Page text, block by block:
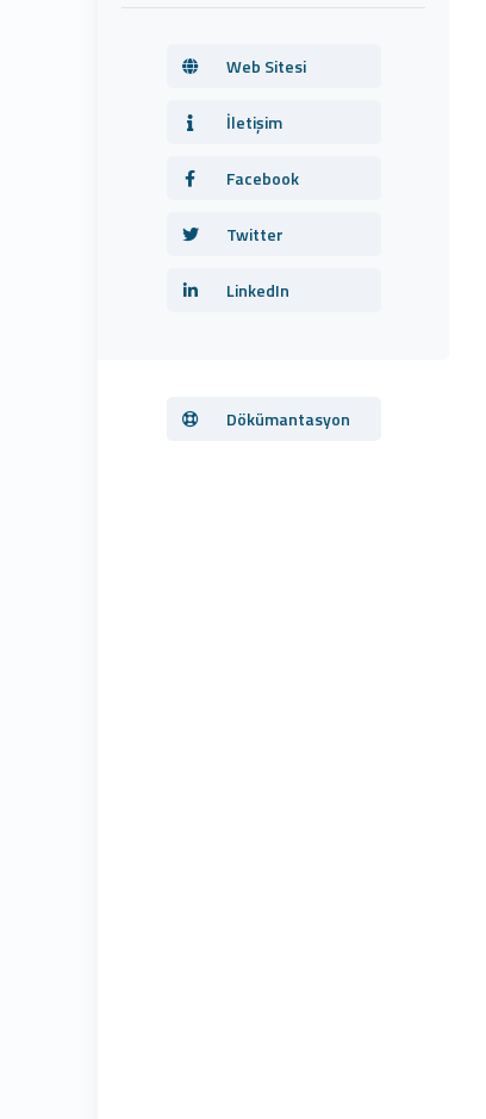
Web Sitesi
İletişim
Facebook
Twitter
LinkedIn
Dökümantasyon